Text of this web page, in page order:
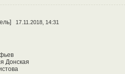
17.11.2018, 14:31
Донская